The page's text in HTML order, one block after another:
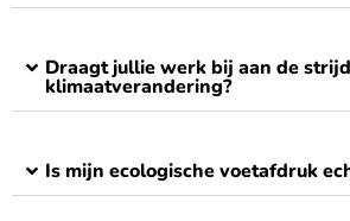
Draagt jullie werk bij aan de
klimaatverandering?
Is mijn ecologische voetafdruk